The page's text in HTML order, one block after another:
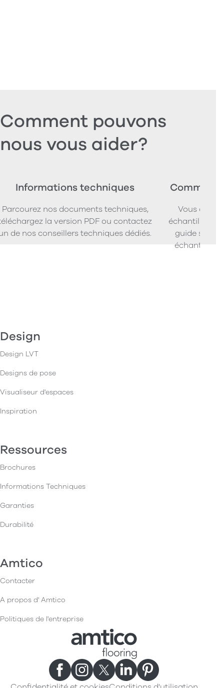
Comment pouvons
nous vous aider?
Informations techniques
Parcourez nos documents techniques,
la version PDF ou contactez
de nos conseillers techniques dédiés.
Vous
échantillons
guide
Design
Design LVT
Designs de pose
Visualiseur d'espaces
Inspiration
Ressources
Brochures
Informations Techniques
Garanties
Durabilité
Amtico
Contacter
A propos d' Amtico
Politiques de l'entreprise